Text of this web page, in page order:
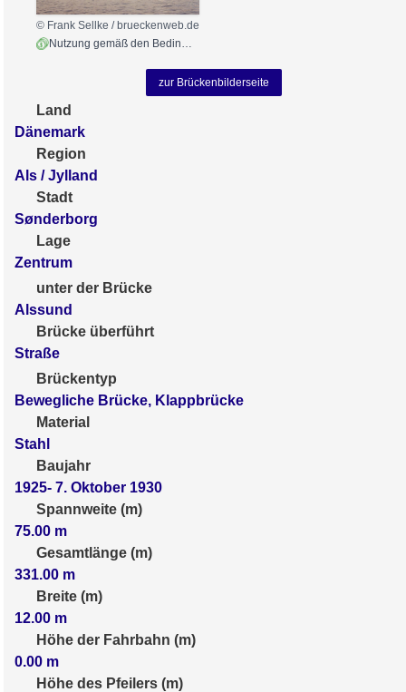
© Frank Sellke / brueckenweb.de
zur Brückenbilderseite
Land
Dänemark
Region
Als / Jylland
Stadt
Sønderborg
Lage
Zentrum
unter der Brücke
Alssund
Brücke überführt
Straße
Brückentyp
Bewegliche Brücke, Klappbrücke
Material
Stahl
Baujahr
1925- 7. Oktober 1930
Spannweite (m)
75.00 m
Gesamtlänge (m)
331.00 m
Breite (m)
12.00 m
Höhe der Fahrbahn (m)
0.00 m
Höhe des Pfeilers (m)